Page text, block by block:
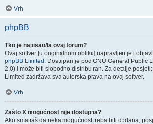
Vrh
phpBB
Tko je napisao/la ovaj forum?
Ovaj softver [u originalnom obliku] napravljen je i
phpBB Limited . Dostupan je pod GNU General Public
2.0) i može biti slobodno distribuiran. Za detalje posjeti:
Limited zadržava sva autorska prava na ovaj softver.
Vrh
Zašto X mogućnost nije dostupna?
Ako smatraš da neka mogućnost treba biti dodana,